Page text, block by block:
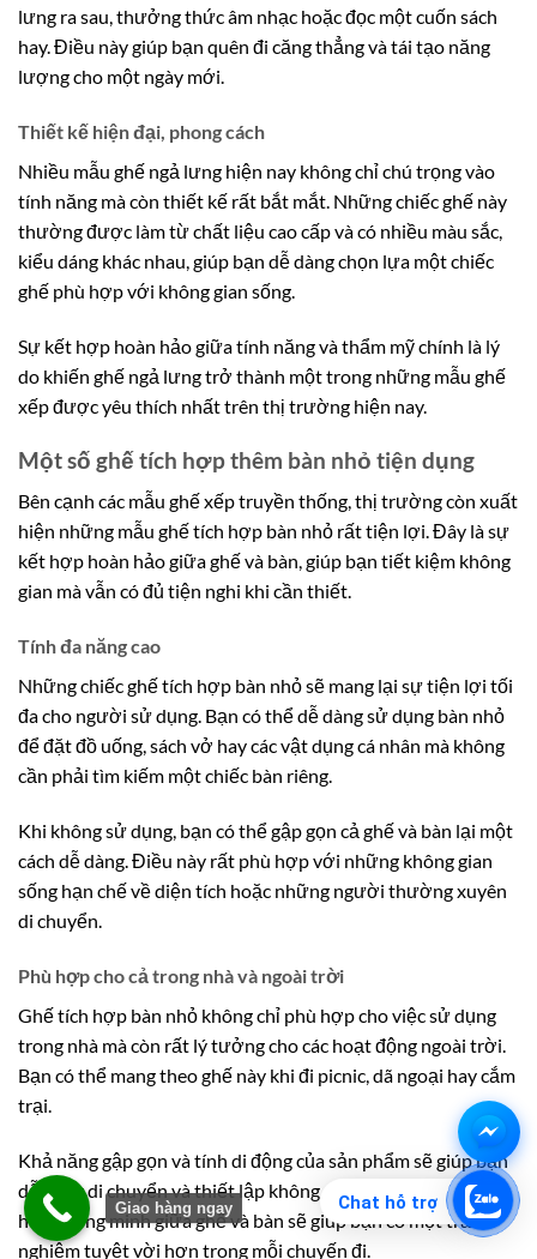
Chat hỗ trợ
lưng ra sau, thưởng thức âm nhạc hoặc đọc một cuốn sách
hay. Điều này giúp bạn quên đi căng thẳng và tái tạo năng
lượng cho một ngày mới.
Thiết kế hiện đại, phong cách
Nhiều mẫu ghế ngả lưng hiện nay không chỉ chú trọng vào
tính năng mà còn thiết kế rất bắt mắt. Những chiếc ghế này
thường được làm từ chất liệu cao cấp và có nhiều màu sắc,
kiểu dáng khác nhau, giúp bạn dễ dàng chọn lựa một chiếc
ghế phù hợp với không gian sống.
Sự kết hợp hoàn hảo giữa tính năng và thẩm mỹ chính là lý
do khiến ghế ngả lưng trở thành một trong những mẫu ghế
xếp được yêu thích nhất trên thị trường hiện nay.
Một số ghế tích hợp thêm bàn nhỏ tiện dụng
Bên cạnh các mẫu ghế xếp truyền thống, thị trường còn xuất
hiện những mẫu ghế tích hợp bàn nhỏ rất tiện lợi. Đây là sự
kết hợp hoàn hảo giữa ghế và bàn, giúp bạn tiết kiệm không
gian mà vẫn có đủ tiện nghi khi cần thiết.
Tính đa năng cao
Những chiếc ghế tích hợp bàn nhỏ sẽ mang lại sự tiện lợi tối
đa cho người sử dụng. Bạn có thể dễ dàng sử dụng bàn nhỏ
để đặt đồ uống, sách vở hay các vật dụng cá nhân mà không
cần phải tìm kiếm một chiếc bàn riêng.
Khi không sử dụng, bạn có thể gập gọn cả ghế và bàn lại một
cách dễ dàng. Điều này rất phù hợp với những không gian
sống hạn chế về diện tích hoặc những người thường xuyên
di chuyển.
Phù hợp cho cả trong nhà và ngoài trời
Ghế tích hợp bàn nhỏ không chỉ phù hợp cho việc sử dụng
trong nhà mà còn rất lý tưởng cho các hoạt động ngoài trời.
Bạn có thể mang theo ghế này khi đi picnic, dã ngoại hay cắm
trại.
Khả năng gập gọn và tính di động của sản phẩm sẽ giúp bạn
dễ dàng di chuyển và thiết lập không gian thư giãn. Sự kết
hợp thông minh giữa ghế và bàn sẽ giúp bạn có một trải
nghiệm tuyệt vời hơn trong mỗi chuyến đi.
Giao hàng ngay